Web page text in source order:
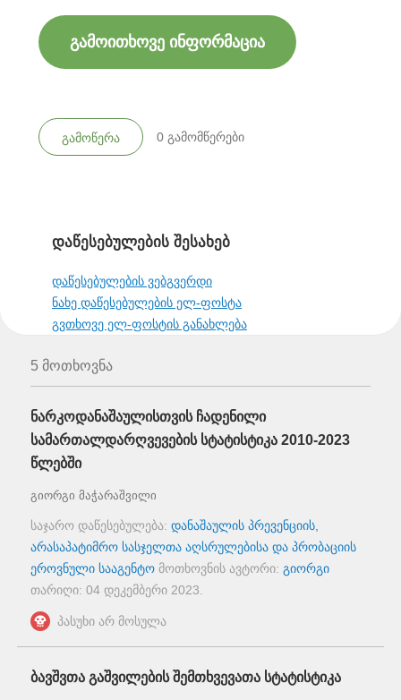
გამოითხოვე ინფორმაცია
გამოწერა 0 გამომწერები
დაწესებულების შესახებ
დაწესებულების ვებგვერდი
ნახე დაწესებულების ელ-ფოსტა
გვთხოვე ელ-ფოსტის განახლება
5 მოთხოვნა
ნარკოდანაშაულისთვის ჩადენილი
სამართალდარღვევების სტატისტიკა 2010-2023
წლებში
გიორგი მაჭარაშვილი
საჯარო დაწესებულება: დანაშაულის პრევენციის,
არასაპატიმრო სასჯელთა აღსრულებისა და პრობაციის
ეროვნული სააგენტო მოთხოვნის ავტორი: გიორგი
თარიღი: 04 დეკემბერი 2023
პასუხი არ მოსულა
ბავშვთა გაშვილების შემთხვევათა სტატისტიკა